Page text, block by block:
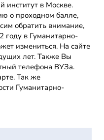
институт в Москве.
о проходном балле,
обратить внимание,
году в Гуманитарно-
измениться. На сайте
лет. Также Вы
телефона ВУЗа.
Так же
Гуманитарно-